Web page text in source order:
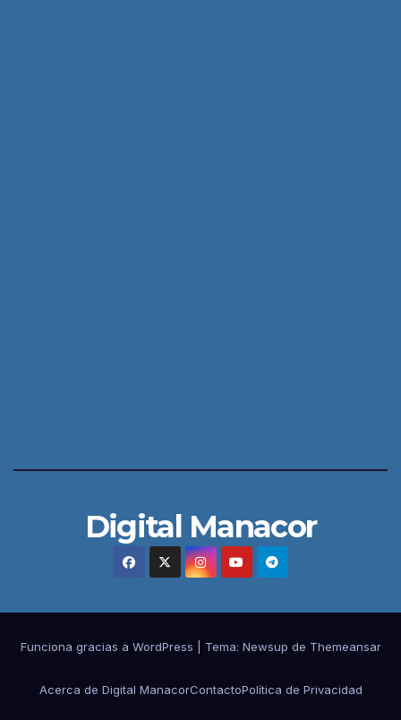
Digital Manacor
Funciona gracias a WordPress Tema: Newsup de Themeansar
Acerca de Digital ManacorContactoPolítica de Privacidad